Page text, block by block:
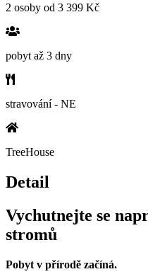
2 osoby od 3 399 Kč
pobyt až 3 dny
stravování - NE
TreeHouse
Detail
Vychutnejte se
stromů
Pobyt v přírodě začíná.